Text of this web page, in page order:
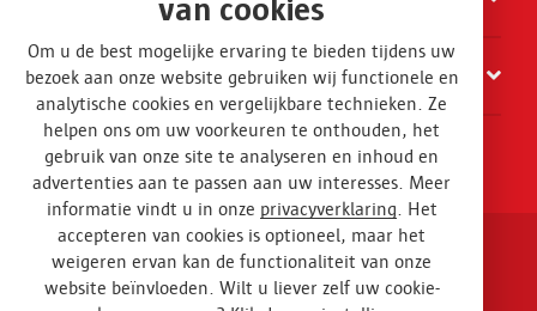
Contact
Disclaimer en privacy
van cookies
Om u de best mogelijke ervaring te bieden tijdens uw
bezoek aan onze website gebruiken wij functionele en
analytische cookies en vergelijkbare technieken. Ze
helpen ons om uw voorkeuren te onthouden, het
gebruik van onze site te analyseren en inhoud en
advertenties aan te passen aan uw interesses. Meer
informatie vindt u in onze privacyverklaring . Het
accepteren van cookies is optioneel, maar het
weigeren ervan kan de functionaliteit van onze
website beïnvloeden. Wilt u liever zelf uw cookie-